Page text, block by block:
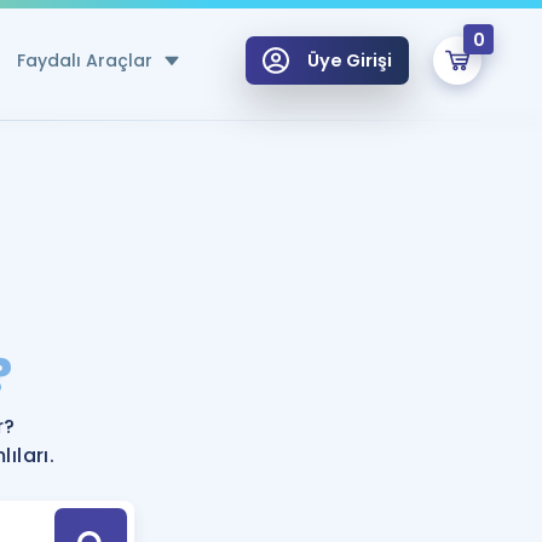
Faydalı Araçlar
Hesaplama Aracı
için Öneriler
Tek Takvimde
Üye Girişi
0
Hoca ile seni sınava hazırlayacak onlarca eğitim seni bekliyor!